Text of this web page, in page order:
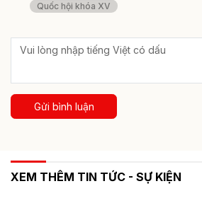
Quốc hội khóa XV
Gửi bình luận
XEM THÊM TIN TỨC - SỰ KIỆN